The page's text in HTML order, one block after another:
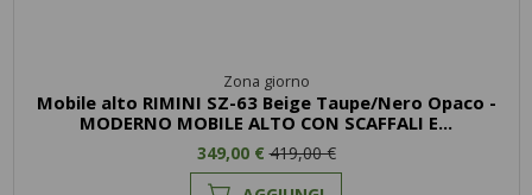
Zona giorno
Mobile alto RIMINI SZ-63 Beige Taupe/Nero Opaco -
MODERNO MOBILE ALTO CON SCAFFALI E...
349,00 €419,00 €